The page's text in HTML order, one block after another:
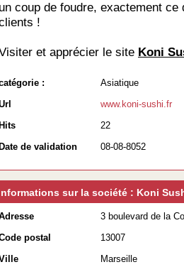
coup de foudre, exactement
!
et apprécier le site Koni
:
Asiatique
www.koni-sushi.fr
22
de validation
08-08-8052
sur la société : Koni
3 boulevard de la
postal
13007
Marseille